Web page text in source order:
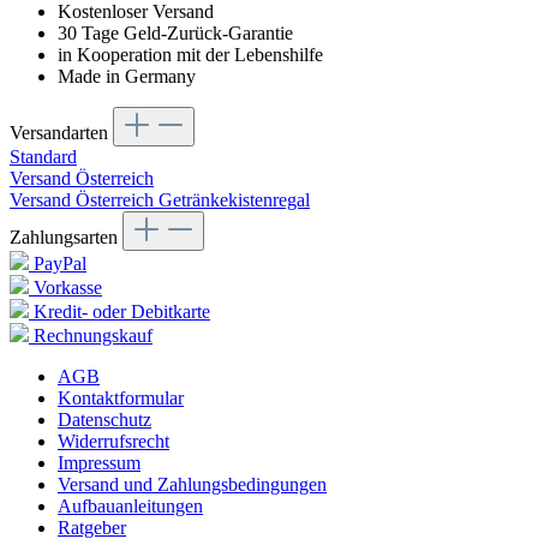
Kostenloser Versand
30 Tage Geld-Zurück-Garantie
in Kooperation mit der Lebenshilfe
Made in Germany
Versandarten
Standard
Versand Österreich
Versand Österreich Getränkekistenregal
Zahlungsarten
PayPal
Vorkasse
Kredit- oder Debitkarte
Rechnungskauf
AGB
Kontaktformular
Datenschutz
Widerrufsrecht
Impressum
Versand und Zahlungsbedingungen
Aufbauanleitungen
Ratgeber